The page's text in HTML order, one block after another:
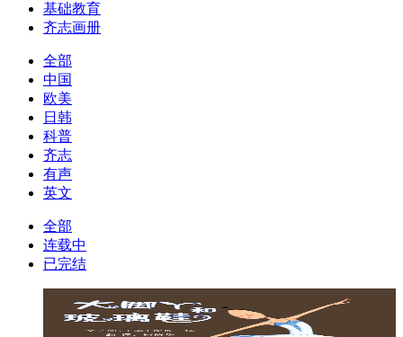
基础教育
齐志画册
全部
中国
欧美
日韩
科普
齐志
有声
英文
全部
连载中
已完结